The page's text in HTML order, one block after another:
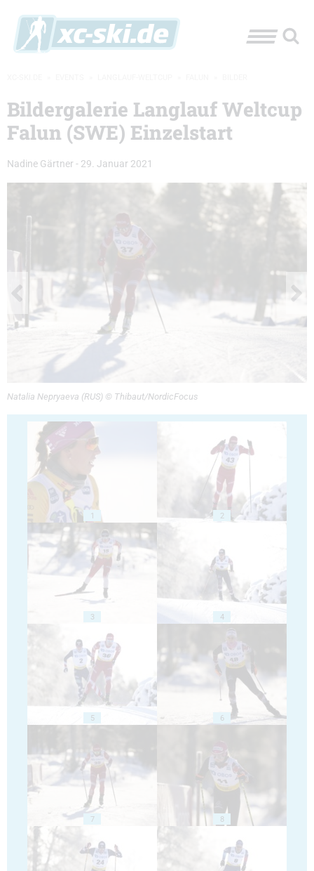
Bildergalerie Langlauf Weltcup
Falun (SWE) Einzelstart
Nadine Gärtner - 29. Januar 2021
Natalia Nepryaeva (RUS) © Thibaut/NordicFocus
1 2
3 4
5 6
7 8